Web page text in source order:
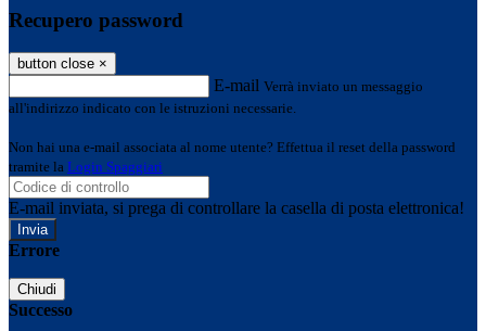
Recupero password
button close ×
E-mail Verrà inviato un messaggio
all'indirizzo indicato con le istruzioni necessarie.
Non hai una e-mail associata al nome utente? Effettua il reset della password
tramite la Login Spaggiari
E-mail inviata, si prega di controllare la casella di posta elettronica!
Errore
Chiudi
Successo